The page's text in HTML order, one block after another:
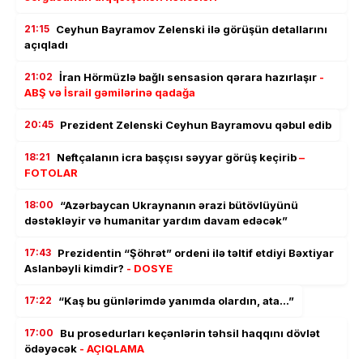
21:15 Ceyhun Bayramov Zelenski ilə görüşün detallarını
açıqladı
21:02 İran Hörmüzlə bağlı sensasion qərara hazırlaşır -
ABŞ və İsrail gəmilərinə qadağa
20:45 Prezident Zelenski Ceyhun Bayramovu qəbul edib
18:21 Neftçalanın icra başçısı səyyar görüş keçirib–
FOTOLAR
18:00
“Azərbaycan Ukraynanın ərazi bütövlüyünü
dəstəkləyir və humanitar yardım davam edəcək”
17:43 Prezidentin “Şöhrət” ordeni ilə təltif etdiyi Bəxtiyar
Aslanbəyli kimdir? - DOSYE
17:22 “Kaş bu günlərimdə yanımda olardın, ata…”
17:00
Bu prosedurları keçənlərin təhsil haqqını dövlət
ödəyəcək - AÇIQLAMA